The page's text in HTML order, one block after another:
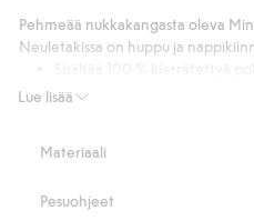
Lue lisää
Pehmeää nukkakangasta oleva
Neuletakissa on huppu ja
Tuotenumero
Materiaali
Pesuohjeet